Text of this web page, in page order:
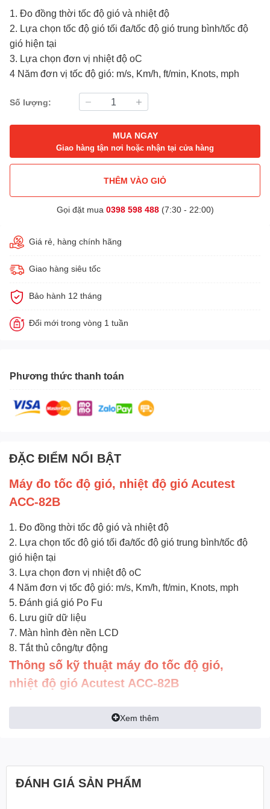
1. Đo đồng thời tốc độ gió và nhiệt độ
2. Lựa chọn tốc độ gió tối đa/tốc độ gió trung bình/tốc độ
gió hiện tại
3. Lựa chọn đơn vị nhiệt độ oC
4 Năm đơn vị tốc độ gió: m/s, Km/h, ft/min, Knots, mph
Số lượng:
MUA NGAY
Giao hàng tận nơi hoặc nhận tại cửa hàng
THÊM VÀO GIỎ
Gọi đặt mua 0398 598 488(7:30 - 22:00)
Giá rẻ, hàng chính hãng
Giao hàng siêu tốc
Bảo hành 12 tháng
Đổi mới trong vòng 1 tuần
Phương thức thanh toán
ĐẶC ĐIỂM NỔI BẬT
Máy đo tốc độ gió, nhiệt độ gió Acutest
ACC-82B
1. Đo đồng thời tốc độ gió và nhiệt độ
2. Lựa chọn tốc độ gió tối đa/tốc độ gió trung bình/tốc độ
gió hiện tại
3. Lựa chọn đơn vị nhiệt độ oC
4 Năm đơn vị tốc độ gió: m/s, Km/h, ft/min, Knots, mph
5. Đánh giá gió Po Fu
6. Lưu giữ dữ liệu
7. Màn hình đèn nền LCD
8. Tắt thủ công/tự động
Thông số kỹ thuật máy đo tốc độ gió,
nhiệt độ gió Acutest ACC-82B
Xem thêm
ĐÁNH GIÁ SẢN PHẨM